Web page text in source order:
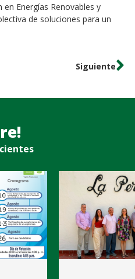
Energías Renovables y
de soluciones para un
Siguiente